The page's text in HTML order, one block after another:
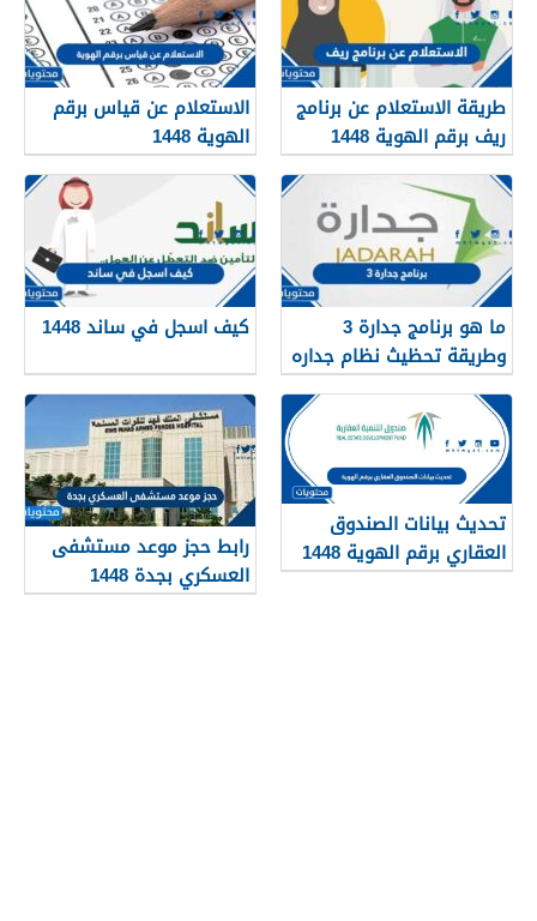
طريقة الاستعلام عن برنامج
ريف برقم الهوية 1448
الاستعلام عن قياس برقم
الهوية 1448
services.qiyas.sa
ما هو برنامج جدارة 3
وطريقة تحظيث نظام جداره
1448
كيف اسجل في ساند 1448
تحديث بيانات الصندوق
العقاري برقم الهوية 1448
الرابط والخطوات
رابط حجز موعد مستشفى
العسكري بجدة 1448